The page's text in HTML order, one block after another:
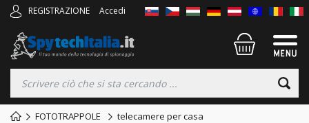
REGISTRAZIONE Accedi
FOTOTRAPPOLE
telecamere per casa